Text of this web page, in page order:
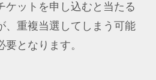
ケットを申し込むと当たる
、重複当選してしまう可能
となります。